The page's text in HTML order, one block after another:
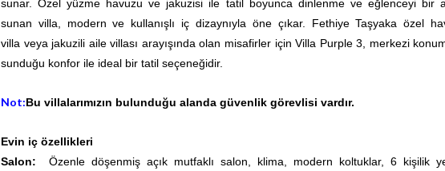
sunar. Özel yüzme havuzu ve jakuzisi ile tatil boyunca dinlenme ve eğlenceyi bir
sunan villa, modern ve kullanışlı iç dizaynıyla öne çıkar. Fethiye Taşyaka özel
villa veya jakuzili aile villası arayışında olan misafirler için Villa Purple 3, merkezi
sunduğu konfor ile ideal bir tatil seçeneğidir.
Not:Bu villalarımızın bulunduğu alanda güvenlik görevlisi vardır.
Evin iç özellikleri
Salon: Özenle döşenmiş açık mutfaklı salon, klima, modern koltuklar, 6 kişilik